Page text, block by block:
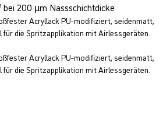
bei 200 µm Nassschichtdicke
Acryllack PU-modifiziert, seidenmatt,
für die Spritzapplikation mit Airlessgeräten.
Acryllack PU-modifiziert, seidenmatt,
für die Spritzapplikation mit Airlessgeräten.